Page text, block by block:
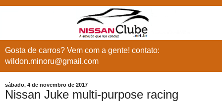
Gosta de carros? Vem com a gente! contato:
wildon.minoru@gmail.com
sábado, 4 de novembro de 2017
Nissan Juke multi-purpose racing